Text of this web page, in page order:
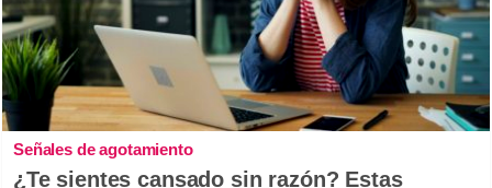
Señales de agotamiento
¿Te sientes cansado sin razón? Estas